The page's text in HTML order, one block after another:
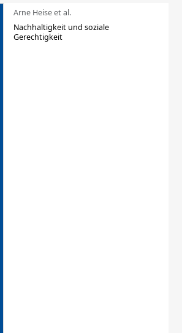
Arne Heise et al.
Nachhaltigkeit und soziale
Gerechtigkeit